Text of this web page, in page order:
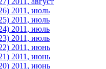
2011, июль
2011, июль
2011, июль
2011, июль
2011, июнь
2011, июнь
2011, июнь